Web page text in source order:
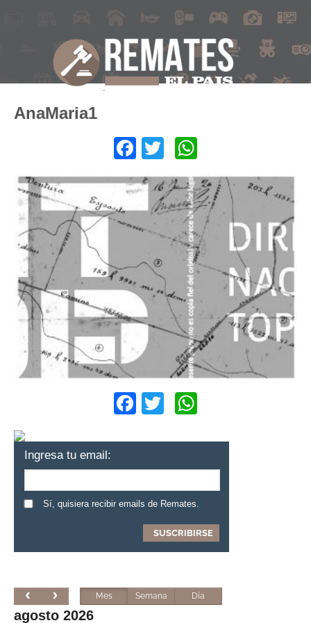
AnaMaria1
Facebook
Twitter
Facebook
Twitter
Ingresa tu email:
Sí, quisiera recibir emails de Remates.
Mes Semana Día
agosto 2026